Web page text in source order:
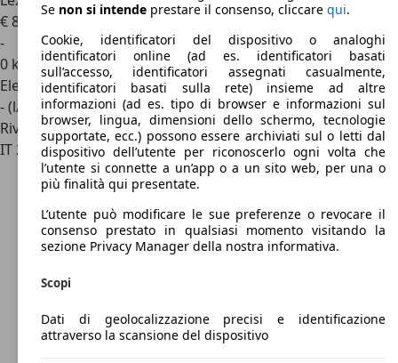
€ 82.000
-
0 km
Elettrica/Benzina
- (l/100 km)
Rivenditore
IT 25135Brescia
Se non si intende prestare il consenso, cliccare qui.
Cookie, identificatori del dispositivo o analoghi
identificatori online (ad es. identificatori basati
sull’accesso, identificatori assegnati casualmente,
identificatori basati sulla rete) insieme ad altre
informazioni (ad es. tipo di browser e informazioni sul
browser, lingua, dimensioni dello schermo, tecnologie
supportate, ecc.) possono essere archiviati sul o letti dal
dispositivo dell’utente per riconoscerlo ogni volta che
l’utente si connette a un’app o a un sito web, per una o
più finalità qui presentate.
L’utente può modificare le sue preferenze o revocare il
consenso prestato in qualsiasi momento visitando la
sezione Privacy Manager della nostra informativa.
Scopi
Dati di geolocalizzazione precisi e identificazione
attraverso la scansione del dispositivo